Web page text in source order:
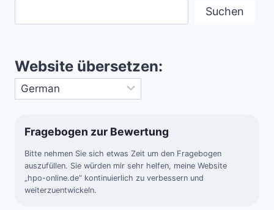
Suchen
Website übersetzen:
Fragebogen zur Bewertung
Bitte nehmen Sie sich etwas Zeit um den Fragebogen
auszufüllen. Sie würden mir sehr helfen, meine Website
„hpo-online.de“ kontinuierlich zu verbessern und
weiterzuentwickeln.